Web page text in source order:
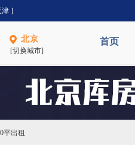
津 ]
北京
[切换城市]
首页
平出租